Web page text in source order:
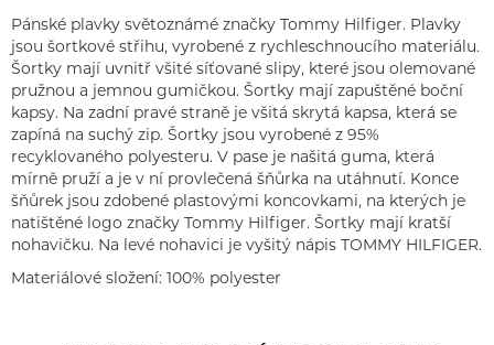
Pánské plavky světoznámé značky Tommy Hilfiger. Plavky
jsou šortkové střihu, vyrobené z rychleschnoucího materiálu.
Šortky mají uvnitř všité síťované slipy, které jsou olemované
pružnou a jemnou gumičkou. Šortky mají zapuštěné boční
kapsy. Na zadní pravé straně je všitá skrytá kapsa, která se
zapíná na suchý zip. Šortky jsou vyrobené z 95%
recyklovaného polyesteru. V pase je našitá guma, která
mírně pruží a je v ní provlečená šňůrka na utáhnutí. Konce
šňůrek jsou zdobené plastovými koncovkami, na kterých je
natištěné logo značky Tommy Hilfiger. Šortky mají kratší
nohavičku. Na levé nohavici je vyšitý nápis TOMMY HILFIGER.
Materiálové složení: 100% polyester